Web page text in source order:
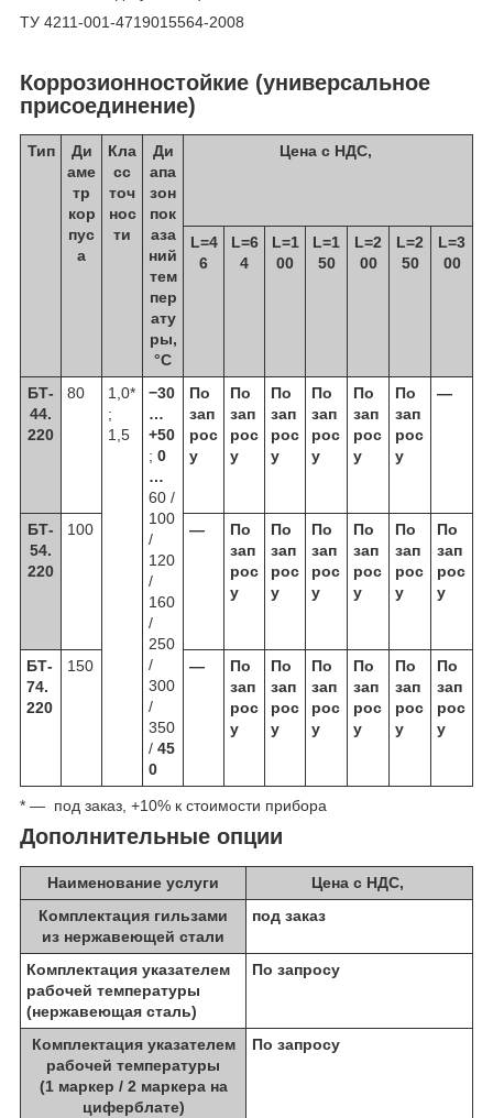
ТУ 4211-001-4719015564-2008
Коррозионностойкие (универсальное
присоединение)
Тип
Ди
аме
тр
кор
пус
а
Кла
сс
точ
нос
ти
Ди
апа
зон
пок
аза
ний
тем
пер
ату
ры,
°C
Цена с НДС,
L=4
6
L=6
4
L=1
00
L=1
50
L=2
00
L=2
50
L=3
00
БТ-
44.
220
80
1,0*
;
1,5
−30
…
+50
; 0
…
60 /
100
/
120
/
160
/
250
/
300
/
350
/ 45
0
По
зап
рос
у
По
зап
рос
у
По
зап
рос
у
По
зап
рос
у
По
зап
рос
у
По
зап
рос
у
—
БТ-
54.
220
100 —
По
зап
рос
у
По
зап
рос
у
По
зап
рос
у
По
зап
рос
у
По
зап
рос
у
По
зап
рос
у
БТ-
74.
220
150 —
По
зап
рос
у
По
зап
рос
у
По
зап
рос
у
По
зап
рос
у
По
зап
рос
у
По
зап
рос
у
* — под заказ, +10% к стоимости прибора
Дополнительные опции
Наименование услуги
Цена с НДС,
Комплектация гильзами
из нержавеющей стали
под заказ
Комплектация указателем
рабочей температуры
(нержавеющая сталь)
По запросу
Комплектация указателем
рабочей температуры
(1 маркер / 2 маркера на
циферблате)
По запросу